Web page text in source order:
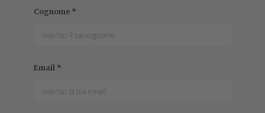
Cognome *
Email *